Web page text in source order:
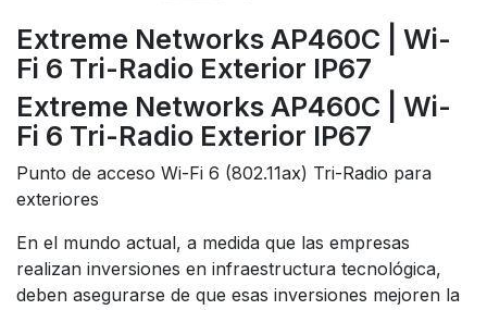
Extreme Networks AP460C | Wi-
Fi 6 Tri-Radio Exterior IP67
Extreme Networks AP460C | Wi-
Fi 6 Tri-Radio Exterior IP67
Punto de acceso Wi-Fi 6 (802.11ax) Tri-Radio para
exteriores
En el mundo actual, a medida que las empresas
realizan inversiones en infraestructura tecnológica,
deben asegurarse de que esas inversiones mejoren la